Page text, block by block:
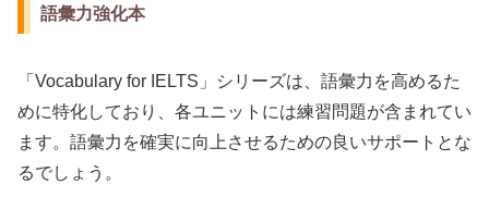
語彙力強化本
「Vocabulary for IELTS」シリーズは、語彙力を高めるた
めに特化しており、各ユニットには練習問題が含まれてい
ます。語彙力を確実に向上させるための良いサポートとな
るでしょう。